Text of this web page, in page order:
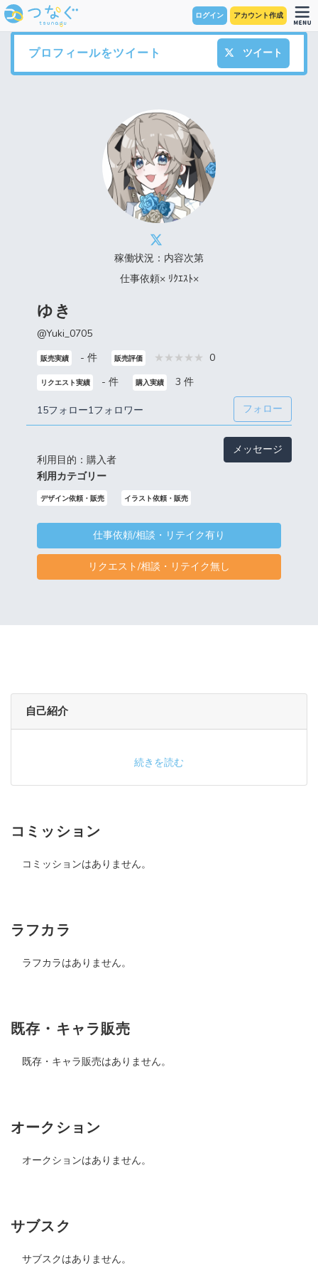
ログイン アカウント作成
プロフィールをツイート ツイート
稼働状況：内容次第
仕事依頼× ﾘｸｴｽﾄ×
ゆき
@Yuki_0705
販売実績 - 件 販売評価 0
リクエスト実績 - 件 購入実績 3 件
15フォロー1フォロワー フォロー
利用目的：購入者
メッセージ
利用カテゴリー
デザイン依頼・販売 イラスト依頼・販売
仕事依頼/相談・リテイク有り
リクエスト/相談・リテイク無し
自己紹介
続きを読む
コミッション
コミッションはありません。
ラフカラ
ラフカラはありません。
既存・キャラ販売
既存・キャラ販売はありません。
オークション
オークションはありません。
サブスク
サブスクはありません。